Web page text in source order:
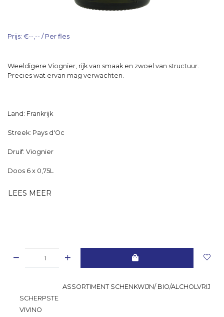
Prijs: €--,-- / Per fles
Weeldigere Viognier, rijk van smaak en zwoel van structuur.
Precies wat ervan mag verwachten.
Land: Frankrijk
Streek: Pays d'Oc
Druif: Viognier
Doos 6 x 0,75L
LEES MEER
ASSORTIMENT SCHENKWIJN/ BIO/ALCHOLVRIJ
SCHERPSTE
VIVINO